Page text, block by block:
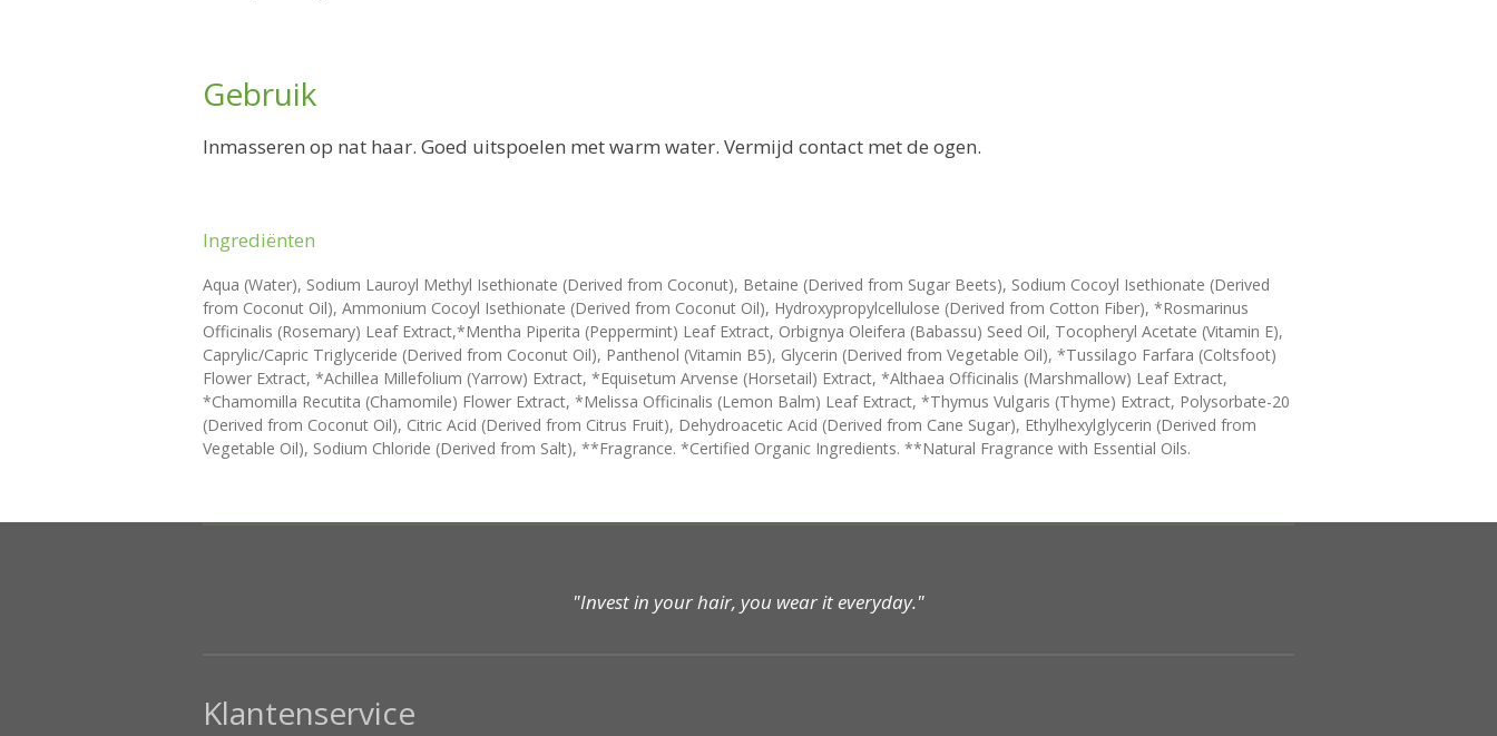
Gebruik
Inmasseren op nat haar. Goed uitspoelen met warm water. Vermijd contact met de ogen.
Ingrediënten
Aqua (Water), Sodium Lauroyl Methyl Isethionate (Derived from Coconut), Betaine (Derived from Sugar Beets), Sodium Cocoyl Isethionate (Derived
from Coconut Oil), Ammonium Cocoyl Isethionate (Derived from Coconut Oil), Hydroxypropylcellulose (Derived from Cotton Fiber), *Rosmarinus
Officinalis (Rosemary) Leaf Extract,*Mentha Piperita (Peppermint) Leaf Extract, Orbignya Oleifera (Babassu) Seed Oil, Tocopheryl Acetate (Vitamin E),
Caprylic/Capric Triglyceride (Derived from Coconut Oil), Panthenol (Vitamin B5), Glycerin (Derived from Vegetable Oil), *Tussilago Farfara (Coltsfoot)
Flower Extract, *Achillea Millefolium (Yarrow) Extract, *Equisetum Arvense (Horsetail) Extract, *Althaea Officinalis (Marshmallow) Leaf Extract,
*Chamomilla Recutita (Chamomile) Flower Extract, *Melissa Officinalis (Lemon Balm) Leaf Extract, *Thymus Vulgaris (Thyme) Extract, Polysorbate-20
(Derived from Coconut Oil), Citric Acid (Derived from Citrus Fruit), Dehydroacetic Acid (Derived from Cane Sugar), Ethylhexylglycerin (Derived from
Vegetable Oil), Sodium Chloride (Derived from Salt), **Fragrance. *Certified Organic Ingredients. **Natural Fragrance with Essential Oils.
"Invest in your hair, you wear it everyday."
Klantenservice